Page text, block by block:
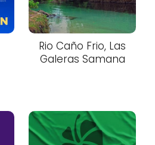
Rio Caño Frio, Las
Galeras Samana